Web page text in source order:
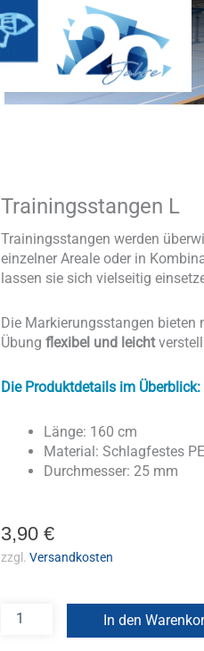
Trainingsstangen L
Trainingsstangen werden
einzelner Areale oder in
lassen sie sich vielseitig
Die Markierungsstangen
Übung flexibel und leicht
Die Produktdetails im Überblick:
Länge: 160 cm
Material: Schlagfestes PE
Durchmesser: 25 mm
3,90 €
zzgl. Versandkosten
Trainingsstangen
Menge
In den